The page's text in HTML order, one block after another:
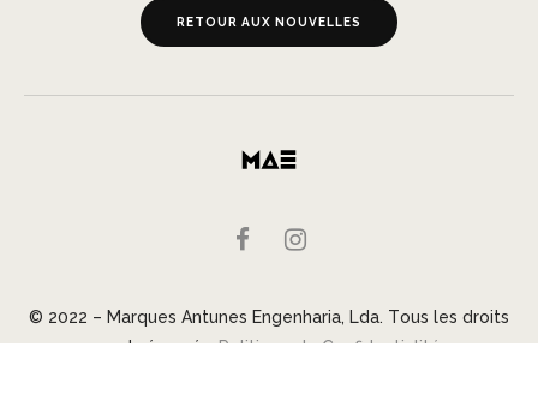
RETOUR AUX NOUVELLES
© 2022 – Marques Antunes Engenharia, Lda. Tous les droits
sont réservés.Politique de Confidentialité